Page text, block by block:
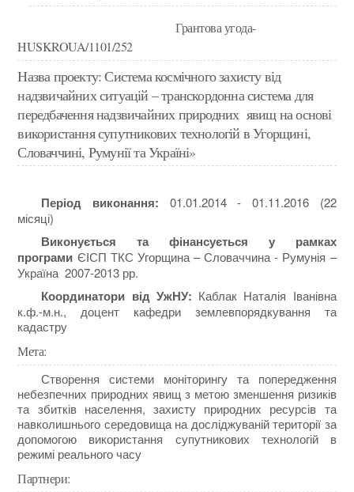
Грантова угода-
HUSKROUA/1101/252
Назва проекту: Система космічного захисту від
надзвичайних ситуацій – транскордонна система для
передбачення надзвичайних природних явищ на основі
використання супутникових технологій в Угорщині,
Словаччині, Румунії та Україні»
Період виконання: 01.01.2014 - 01.11.2016 (22
місяці)
Виконується та фінансується у рамках
програми ЄІСП ТКС Угорщина – Словаччина - Румунія –
Україна 2007-2013 рр.
Координатори від УжНУ: Каблак Наталія Іванівна
к.ф.-м.н., доцент кафедри землевпорядкування та
кадастру
Мета:
Створення системи моніторингу та попередження
небезпечних природних явищ з метою зменшення ризиків
та збитків населення, захисту природних ресурсів та
навколишнього середовища на досліджуваній території за
допомогою використання супутникових технологій в
режимі реального часу
Партнери: